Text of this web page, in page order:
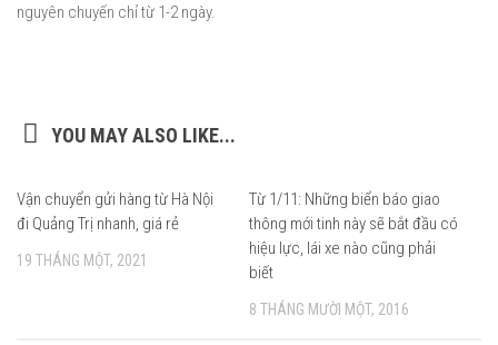
nguyên chuyến chỉ từ 1-2 ngày.
YOU MAY ALSO LIKE...
Vận chuyển gửi hàng từ Hà Nội
đi Quảng Trị nhanh, giá rẻ
19 THÁNG MỘT, 2021
Từ 1/11: Những biển báo giao
thông mới tinh này sẽ bắt đầu có
hiệu lực, lái xe nào cũng phải
biết
8 THÁNG MƯỜI MỘT, 2016